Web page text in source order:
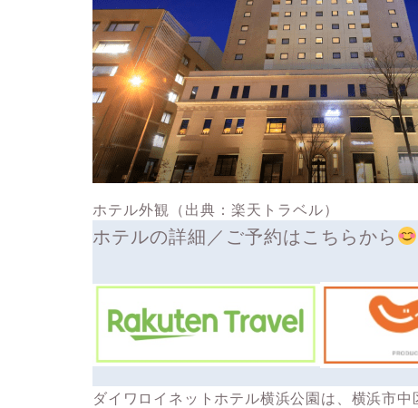
ホテル外観 （出典：楽天トラベル）
ホテルの詳細／ご予約はこちらから
ダイワロイネットホテル横浜公園は、横浜市中